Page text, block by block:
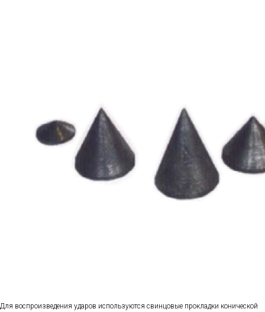
Для воспроизведения ударов используются свинцовые прокладки конической